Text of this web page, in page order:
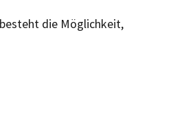
die Möglichkeit,